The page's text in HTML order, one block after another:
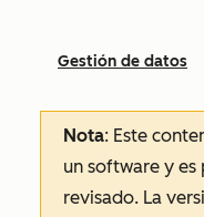
Gestión de datos
Nota: Este
un software y es
revisado. La